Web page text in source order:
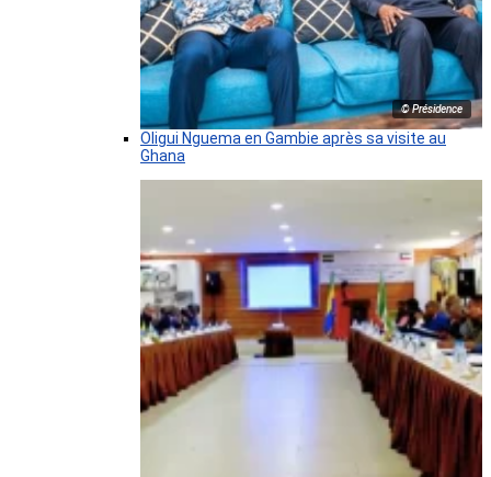
© Présidence
Oligui Nguema en Gambie après sa visite au
Ghana